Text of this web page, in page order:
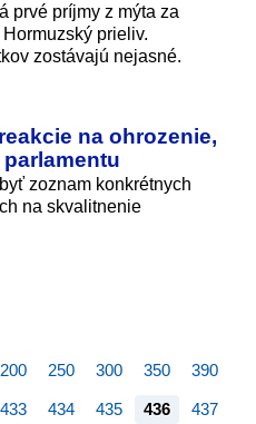
prvé príjmy z mýta za
prieliv.
zostávajú nejasné.
na ohrozenie,
zoznam konkrétnych
na skvalitnenie
200 250 300 350 390
433 434 435 436 437